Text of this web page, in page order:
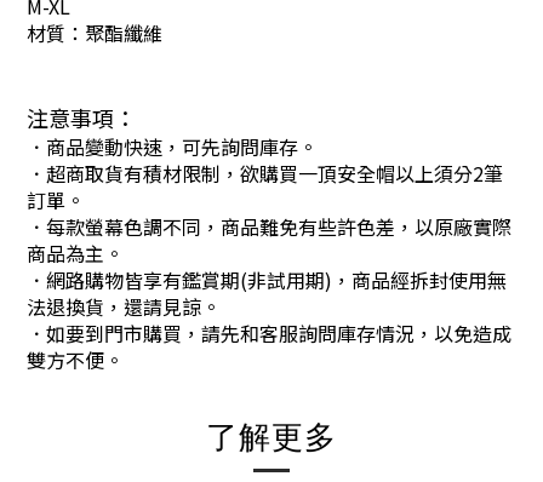
M-XL
材質：聚酯纖維
注意事項：
．商品變動快速，可先詢問庫存。
．超商取貨有積材限制，欲購買一頂安全帽以上須分2筆
訂單。
．每款螢幕色調不同，商品難免有些許色差，以原廠實際
商品為主。
．網路購物皆享有鑑賞期(非試用期)，商品經拆封使用無
法退換貨，還請見諒。
．如要到門市購買，請先和客服詢問庫存情況，以免造成
雙方不便。
了解更多